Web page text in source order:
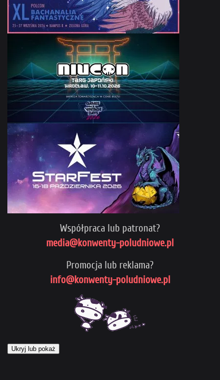
Współpraca lub patronat?
media@konwenty-poludniowe.pl
Promocja lub reklama?
info@konwenty-poludniowe.pl
Ukryj lub pokaż